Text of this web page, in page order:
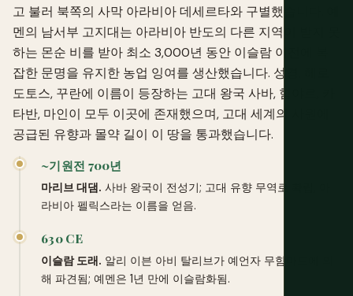
고 불러 북쪽의 사막 아라비아 데세르타와 구별했습니다. 예
멘의 남서부 고지대는 아라비아 반도의 다른 지역이 받지 못
하는 몬순 비를 받아 최소 3,000년 동안 이슬람 이전에 복
잡한 문명을 유지한 농업 잉여를 생산했습니다. 성경, 헤로
도토스, 꾸란에 이름이 등장하는 고대 왕국 사바, 힘야르, 카
타반, 마인이 모두 이곳에 존재했으며, 고대 세계의 사원에
공급된 유향과 몰약 길이 이 땅을 통과했습니다.
~기원전 700년
마리브 대댐. 사바 왕국이 전성기; 고대 유향 무역로 확립, 아
라비아 펠릭스라는 이름을 얻음.
630 CE
이슬람 도래. 알리 이븐 아비 탈리브가 예언자 무함마드에 의
해 파견됨; 예멘은 1년 만에 이슬람화됨.